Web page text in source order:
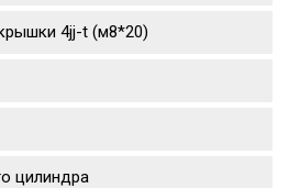
4jj-t (м8*20)
цилиндра